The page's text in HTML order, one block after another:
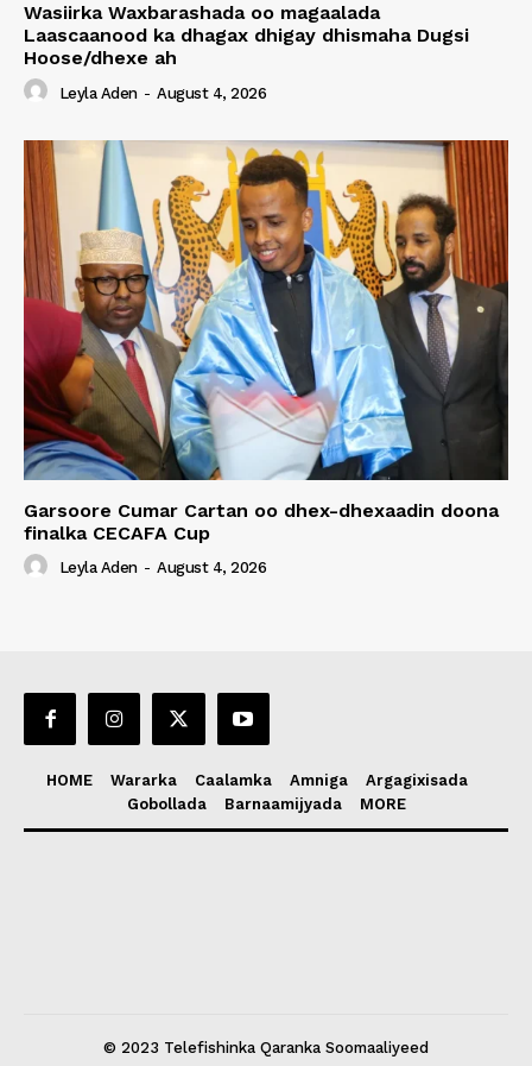
Wasiirka Waxbarashada oo magaalada
Laascaanood ka dhagax dhigay dhismaha Dugsi
Hoose/dhexe ah
Leyla Aden - August 4, 2026
Garsoore Cumar Cartan oo dhex-dhexaadin doona
finalka CECAFA Cup
Leyla Aden - August 4, 2026
HOME Wararka Caalamka Amniga
Argagixisada
Gobollada
Barnaamijyada MORE
© 2023 Telefishinka Qaranka Soomaaliyeed